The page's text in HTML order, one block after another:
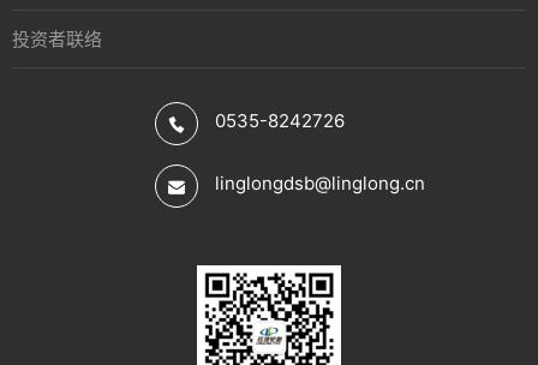
投资者联络
0535-8242726
linglongdsb@linglong.cn